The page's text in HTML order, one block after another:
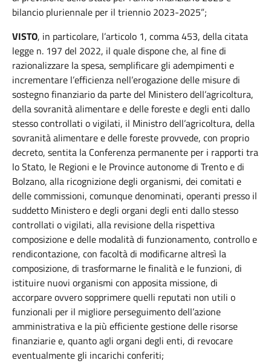
bilancio pluriennale per il triennio 2023-2025”;
VISTO, in particolare, l’articolo 1, comma 453, della citata
legge n. 197 del 2022, il quale dispone che, al fine di
razionalizzare la spesa, semplificare gli adempimenti e
incrementare l’efficienza nell’erogazione delle misure di
sostegno finanziario da parte del Ministero dell’agricoltura,
della sovranità alimentare e delle foreste e degli enti dallo
stesso controllati o vigilati, il Ministro dell’agricoltura, della
sovranità alimentare e delle foreste provvede, con proprio
decreto, sentita la Conferenza permanente per i rapporti tra
lo Stato, le Regioni e le Province autonome di Trento e di
Bolzano, alla ricognizione degli organismi, dei comitati e
delle commissioni, comunque denominati, operanti presso il
suddetto Ministero e degli organi degli enti dallo stesso
controllati o vigilati, alla revisione della rispettiva
composizione e delle modalità di funzionamento, controllo e
rendicontazione, con facoltà di modificarne altresì la
composizione, di trasformarne le finalità e le funzioni, di
istituire nuovi organismi con apposita missione, di
accorpare ovvero sopprimere quelli reputati non utili o
funzionali per il migliore perseguimento dell’azione
amministrativa e la più efficiente gestione delle risorse
finanziarie e, quanto agli organi degli enti, di revocare
eventualmente gli incarichi conferiti;